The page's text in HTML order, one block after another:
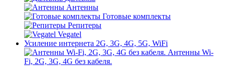
Антенны
Готовые комплекты
Репитеры
Vegatel
Усиление интернета 2G, 3G, 4G, 5G, WiFi
Антенны Wi-
Fi, 2G, 3G, 4G без кабеля.